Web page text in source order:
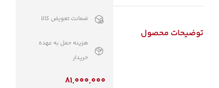
توضیحات محصول
ضمانت تعویض کالا
هزینه حمل به عهده
خریدار
81,000,000